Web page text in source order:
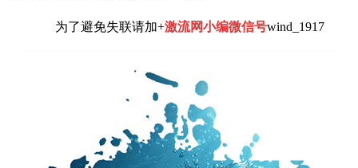
为了避免失联请加+激流网小编微信号wind_1917